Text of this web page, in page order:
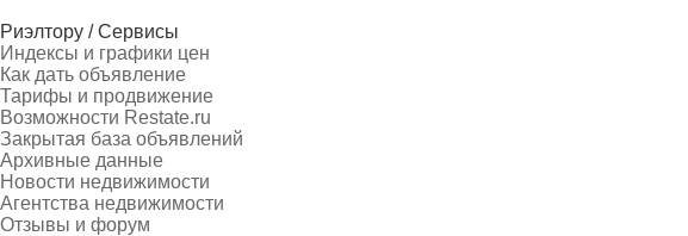
Риэлтору / Сервисы
Индексы и графики цен
Как дать объявление
Тарифы и продвижение
Возможности Restate.ru
Закрытая база объявлений
Архивные данные
Новости недвижимости
Агентства недвижимости
Отзывы и форум